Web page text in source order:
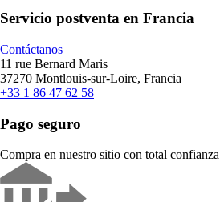
Servicio postventa en Francia
Contáctanos
11 rue Bernard Maris
37270 Montlouis-sur-Loire, Francia
+33 1 86 47 62 58
Pago seguro
Compra en nuestro sitio con total confianza